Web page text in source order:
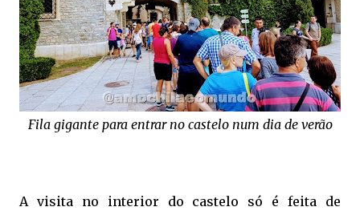
Fila gigante para entrar no castelo num dia de verão
A visita no interior do castelo só é feita de